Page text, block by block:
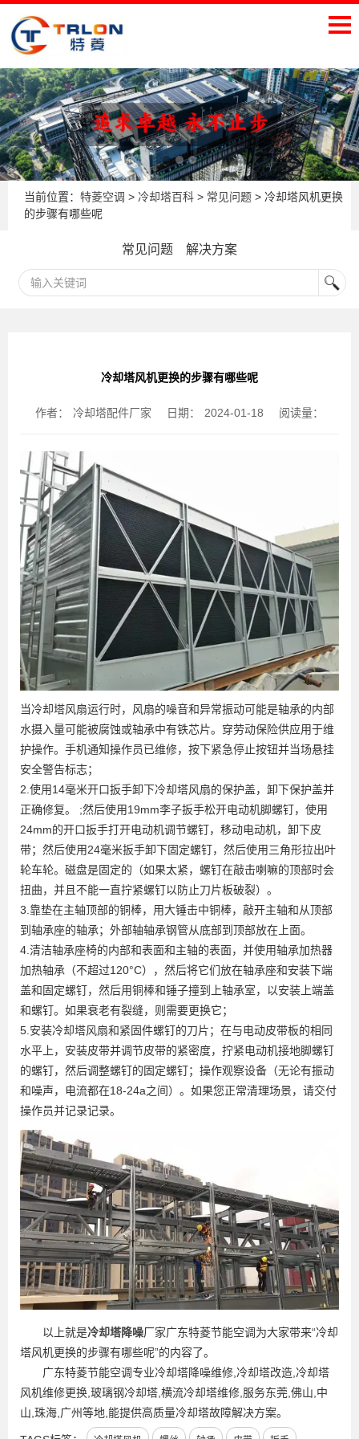
当前位置： 特菱空调 > 冷却塔百科 > 常见问题 > 冷却塔风机更换
的步骤有哪些呢
常见问题 解决方案
冷却塔风机更换的步骤有哪些呢
作者： 冷却塔配件厂家 日期： 2024-01-18 阅读量：
当冷却塔风扇运行时，风扇的噪音和异常振动可能是轴承的内部
水摄入量可能被腐蚀或轴承中有铁芯片。穿劳动保险供应用于维
护操作。手机通知操作员已维修，按下紧急停止按钮并当场悬挂
安全警告标志；
2.使用14毫米开口扳手卸下冷却塔风扇的保护盖，卸下保护盖并
正确修复。 ;然后使用19mm李子扳手松开电动机脚螺钉，使用
24mm的开口扳手打开电动机调节螺钉，移动电动机，卸下皮
带；然后使用24毫米扳手卸下固定螺钉，然后使用三角形拉出叶
轮车轮。磁盘是固定的（如果太紧，螺钉在敲击喇嘛的顶部时会
扭曲，并且不能一直拧紧螺钉以防止刀片板破裂）。
3.靠垫在主轴顶部的铜棒，用大锤击中铜棒，敲开主轴和从顶部
到轴承座的轴承；外部轴轴承钢管从底部到顶部放在上面。
4.清洁轴承座椅的内部和表面和主轴的表面，并使用轴承加热器
加热轴承（不超过120°C），然后将它们放在轴承座和安装下端
盖和固定螺钉，然后用铜棒和锤子撞到上轴承室，以安装上端盖
和螺钉。如果衰老有裂缝，则需要更换它；
5.安装冷却塔风扇和紧固件螺钉的刀片；在与电动皮带板的相同
水平上，安装皮带并调节皮带的紧密度，拧紧电动机接地脚螺钉
的螺钉，然后调整螺钉的固定螺钉；操作观察设备（无论有振动
和噪声，电流都在18-24a之间）。如果您正常清理场景，请交付
操作员并记录记录。
以上就是冷却塔降噪厂家广东特菱节能空调为大家带来“冷却
塔风机更换的步骤有哪些呢”的内容了。
广东特菱节能空调专业冷却塔降噪维修,冷却塔改造,冷却塔
风机维修更换,玻璃钢冷却塔,横流冷却塔维修,服务东莞,佛山,中
山,珠海,广州等地,能提供高质量冷却塔故障解决方案。